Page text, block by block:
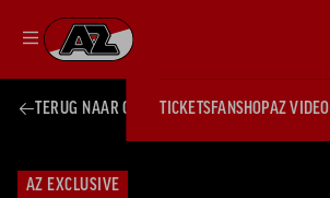
Ga naar onze homepage
TICKETSFANSHOPAZ VIDEO
TICKETS
TERUG NAAR OVERZICHT
AZ EXCLUSIVE